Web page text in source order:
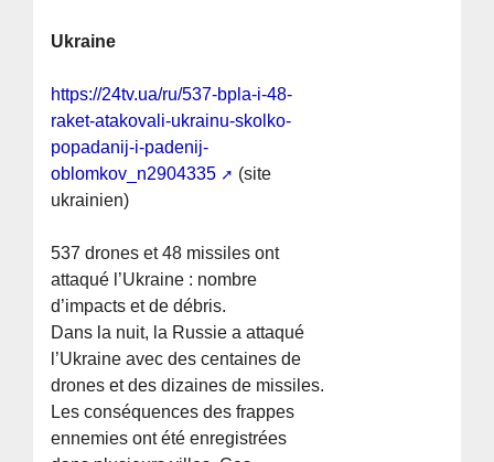
Ukraine
https://24tv.ua/ru/537-bpla-i-48-
raket-atakovali-ukrainu-skolko-
popadanij-i-padenij-
oblomkov_n2904335
(site
ukrainien)
537 drones et 48 missiles ont
attaqué l’Ukraine : nombre
d’impacts et de débris.
Dans la nuit, la Russie a attaqué
l’Ukraine avec des centaines de
drones et des dizaines de missiles.
Les conséquences des frappes
ennemies ont été enregistrées